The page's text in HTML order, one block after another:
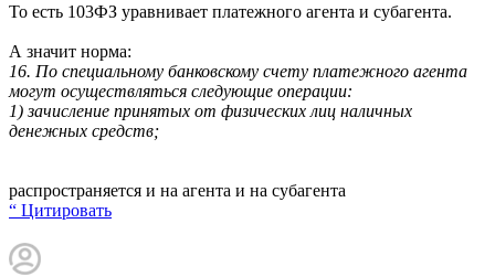
То есть 103ФЗ уравнивает платежного агента и субагента.
А значит норма:
16. По специальному банковскому счету платежного агента
могут осуществляться следующие операции:
1) зачисление принятых от физических лиц наличных
денежных средств;
распространяется и на агента и на субагента
“ Цитировать